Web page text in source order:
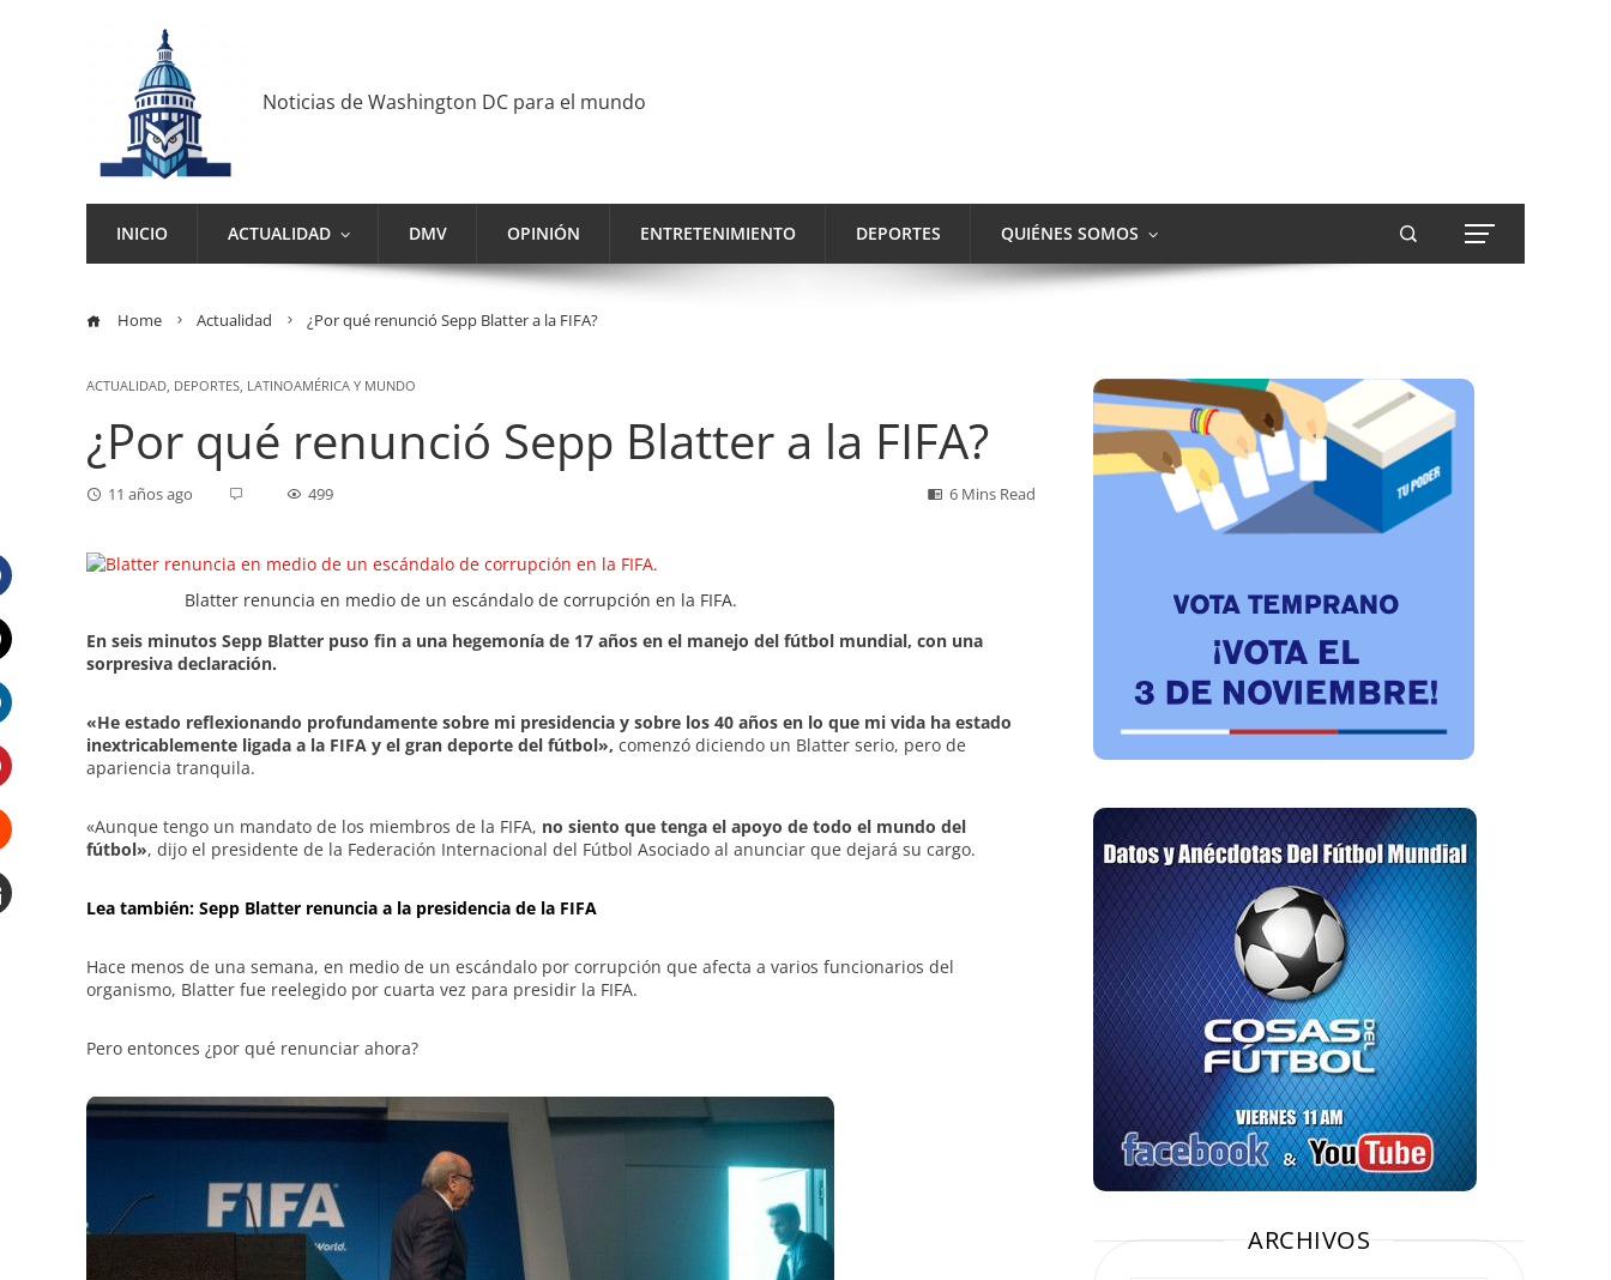
Noticias de Washington DC para el mundo
INICIO ACTUALIDAD DMV OPINIÓN ENTRETENIMIENTO DEPORTES QUIÉNES SOMOS
Home Actualidad ¿Por qué renunció Sepp Blatter a la FIFA?
ACTUALIDAD, DEPORTES, LATINOAMÉRICA Y MUNDO
¿Por qué renunció Sepp Blatter a la FIFA?
11 años ago 499 6 Mins Read
Blatter renuncia en medio de un escándalo de corrupción en la FIFA.
En seis minutos Sepp Blatter puso fin a una hegemonía de 17 años en el manejo del fútbol mundial, con una
sorpresiva declaración.
«He estado reflexionando profundamente sobre mi presidencia y sobre los 40 años en lo que mi vida ha estado
inextricablemente ligada a la FIFA y el gran deporte del fútbol», comenzó diciendo un Blatter serio, pero de
apariencia tranquila.
«Aunque tengo un mandato de los miembros de la FIFA, no siento que tenga el apoyo de todo el mundo del
fútbol», dijo el presidente de la Federación Internacional del Fútbol Asociado al anunciar que dejará su cargo.
Lea también: Sepp Blatter renuncia a la presidencia de la FIFA
Hace menos de una semana, en medio de un escándalo por corrupción que afecta a varios funcionarios del
organismo, Blatter fue reelegido por cuarta vez para presidir la FIFA.
Pero entonces ¿por qué renunciar ahora?
ARCHIVOS